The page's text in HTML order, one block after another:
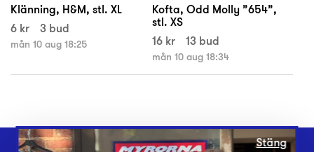
Klänning, H&M, stl. XL
6 kr
3 bud
mån 10 aug 18:25
Kofta, Odd Molly ”654”,
stl. XS
16 kr
13 bud
mån 10 aug 18:34
Stäng